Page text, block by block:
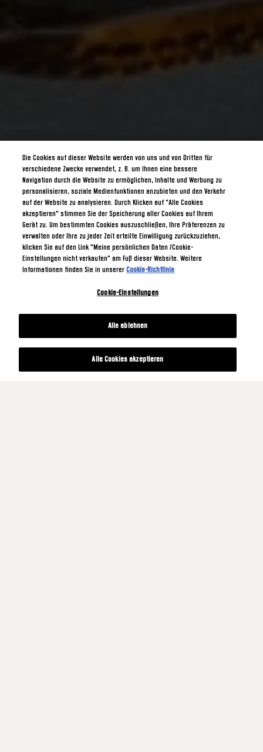
Die Cookies auf dieser Website werden von uns und von Dritten für
verschiedene Zwecke verwendet, z. B. um Ihnen eine bessere
Navigation durch die Website zu ermöglichen, Inhalte und Werbung zu
personalisieren, soziale Medienfunktionen anzubieten und den Verkehr
auf der Website zu analysieren. Durch Klicken auf "Alle Cookies
akzeptieren" stimmen Sie der Speicherung aller Cookies auf Ihrem
Gerät zu. Um bestimmten Cookies auszuschließen, Ihre Präferenzen zu
verwalten oder Ihre zu jeder Zeit erteilte Einwilligung zurückzuziehen,
klicken Sie auf den Link "Meine persönlichen Daten /Cookie-
Einstellungen nicht verkaufen" am Fuß dieser Website. Weitere
Informationen finden Sie in unsererCookie-Richtlinie
Cookie-Einstellungen
Alle ablehnen
Alle Cookies akzeptieren